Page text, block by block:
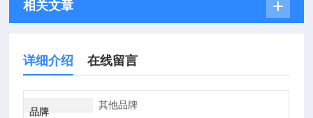
相关文章
详细介绍 在线留言
品牌
其他品牌